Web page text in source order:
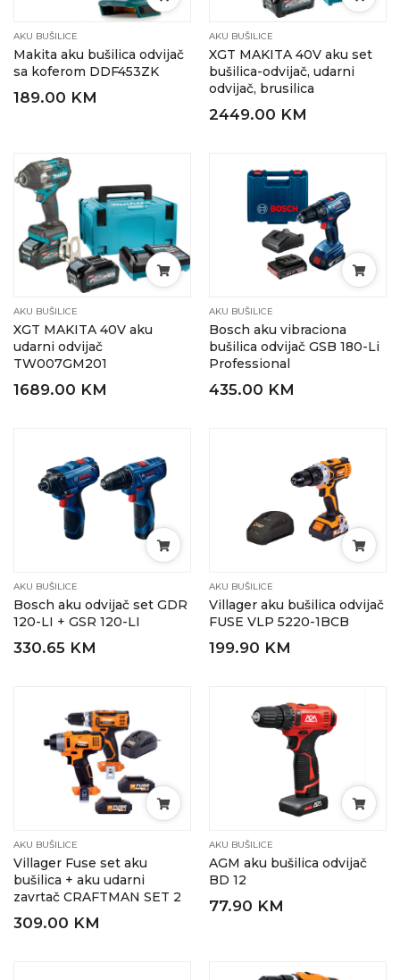
AKU BUŠILICE
Makita aku bušilica odvijač
sa koferom DDF453ZK
189.00 KM
AKU BUŠILICE
XGT MAKITA 40V aku set
bušilica-odvijač, udarni
odvijač, brusilica
2449.00 KM
AKU BUŠILICE
XGT MAKITA 40V aku
udarni odvijač
TW007GM201
1689.00 KM
AKU BUŠILICE
Bosch aku vibraciona
bušilica odvijač GSB 180-Li
Professional
435.00 KM
AKU BUŠILICE
Bosch aku odvijač set GDR
120-LI + GSR 120-LI
330.65 KM
AKU BUŠILICE
Villager aku bušilica odvijač
FUSE VLP 5220-1BCB
199.90 KM
AKU BUŠILICE
Villager Fuse set aku
bušilica + aku udarni
zavrtač CRAFTMAN SET 2
309.00 KM
AKU BUŠILICE
AGM aku bušilica odvijač
BD 12
77.90 KM